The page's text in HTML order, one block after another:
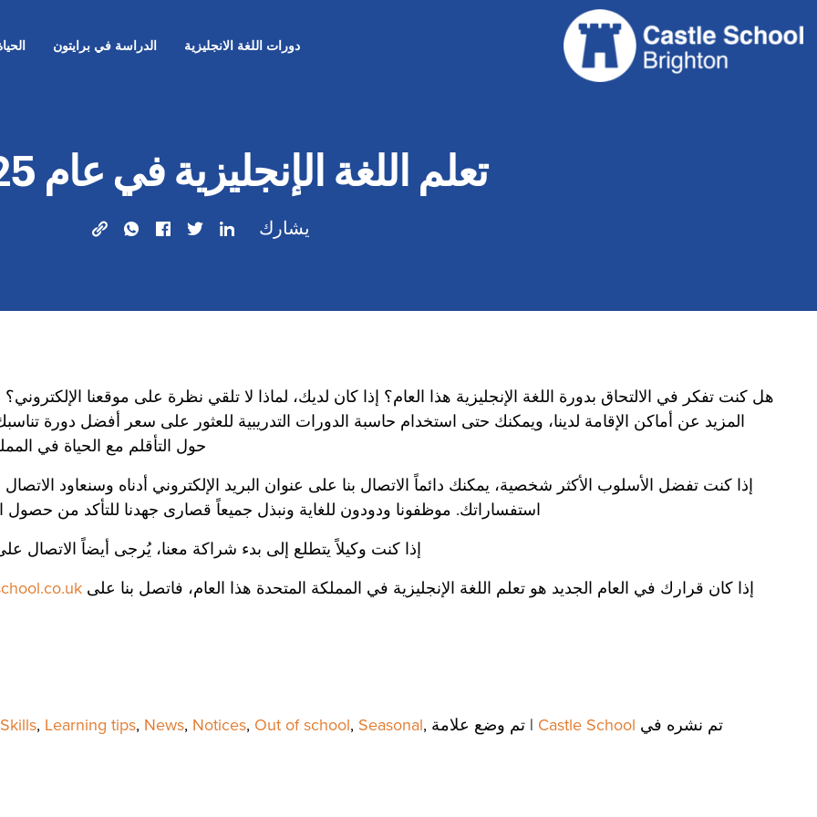
دورات اللغة الانجليزية الدراسة في برايتون
تعلم اللغة الإنجليزية في عام 2025!
يشارك
هل كنت تفكر في الالتحاق بدورة اللغة الإنجليزية هذا العام؟ إذا كان لديك، لماذا لا تلقي نظرة على موقعنا
المزيد عن أماكن الإقامة لدينا، ويمكنك حتى استخدام حاسبة الدورات التدريبية للعثور على سعر أفضل دورة
حول التأقلم مع الحياة في
إذا كنت تفضل الأسلوب الأكثر شخصية، يمكنك دائماً الاتصال بنا على عنوان البريد الإلكتروني أدناه وسنعاود
استفساراتك. موظفونا ودودون للغاية ونبذل جميعاً قصارى جهدنا للتأكد من
إذا كنت وكيلاً يتطلع إلى بدء شراكة معنا، يُرجى أيضاً الاتصال
إذا كان قرارك في العام الجديد هو تعلم اللغة الإنجليزية في المملكة المتحدة هذا العام، فاتصل بنا على
تم نشره في Castle School
| تم وضع علامة , Learning tips, News, Notices, Out of school, Seasonal,